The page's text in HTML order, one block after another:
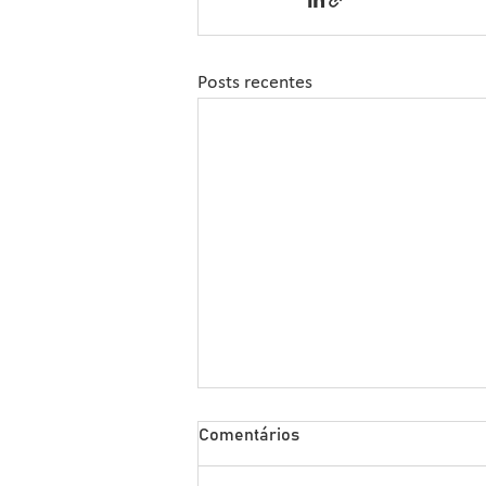
Posts recentes
Sipcam Nichino Lança
Comentários